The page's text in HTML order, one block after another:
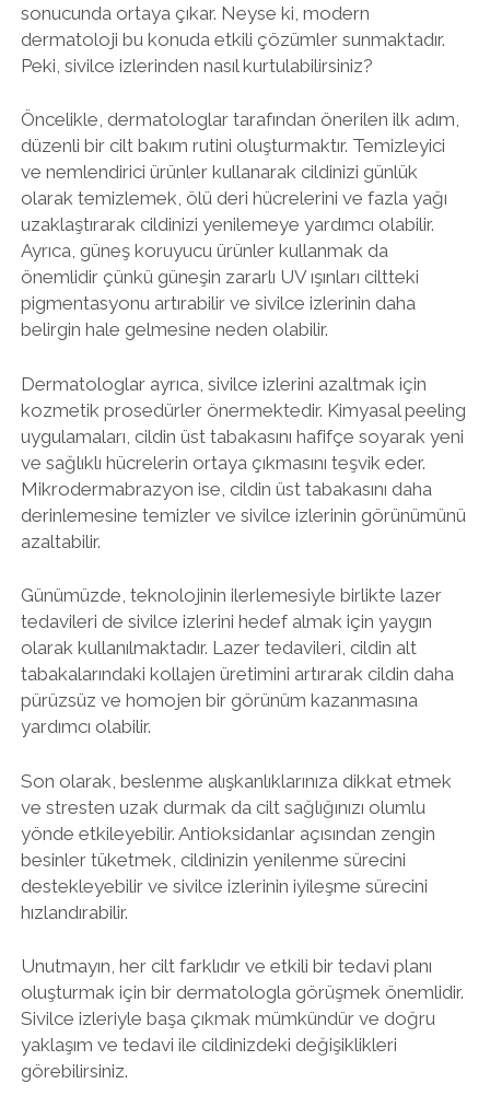
sonucunda ortaya çıkar. Neyse ki, modern
dermatoloji bu konuda etkili çözümler sunmaktadır.
Peki, sivilce izlerinden nasıl kurtulabilirsiniz?
Öncelikle, dermatologlar tarafından önerilen ilk adım,
düzenli bir cilt bakım rutini oluşturmaktır. Temizleyici
ve nemlendirici ürünler kullanarak cildinizi günlük
olarak temizlemek, ölü deri hücrelerini ve fazla yağı
uzaklaştırarak cildinizi yenilemeye yardımcı olabilir.
Ayrıca, güneş koruyucu ürünler kullanmak da
önemlidir çünkü güneşin zararlı UV ışınları ciltteki
pigmentasyonu artırabilir ve sivilce izlerinin daha
belirgin hale gelmesine neden olabilir.
Dermatologlar ayrıca, sivilce izlerini azaltmak için
kozmetik prosedürler önermektedir. Kimyasal peeling
uygulamaları, cildin üst tabakasını hafifçe soyarak yeni
ve sağlıklı hücrelerin ortaya çıkmasını teşvik eder.
Mikrodermabrazyon ise, cildin üst tabakasını daha
derinlemesine temizler ve sivilce izlerinin görünümünü
azaltabilir.
Günümüzde, teknolojinin ilerlemesiyle birlikte lazer
tedavileri de sivilce izlerini hedef almak için yaygın
olarak kullanılmaktadır. Lazer tedavileri, cildin alt
tabakalarındaki kollajen üretimini artırarak cildin daha
pürüzsüz ve homojen bir görünüm kazanmasına
yardımcı olabilir.
Son olarak, beslenme alışkanlıklarınıza dikkat etmek
ve stresten uzak durmak da cilt sağlığınızı olumlu
yönde etkileyebilir. Antioksidanlar açısından zengin
besinler tüketmek, cildinizin yenilenme sürecini
destekleyebilir ve sivilce izlerinin iyileşme sürecini
hızlandırabilir.
Unutmayın, her cilt farklıdır ve etkili bir tedavi planı
oluşturmak için bir dermatologla görüşmek önemlidir.
Sivilce izleriyle başa çıkmak mümkündür ve doğru
yaklaşım ve tedavi ile cildinizdeki değişiklikleri
görebilirsiniz.